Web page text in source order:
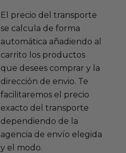
El precio del transporte
se calcula de forma
automática añadiendo al
carrito los productos
que desees comprar y la
dirección de envio. Te
facilitaremos el precio
exacto del transporte
dependiendo de la
agencia de envío elegida
y el modo.